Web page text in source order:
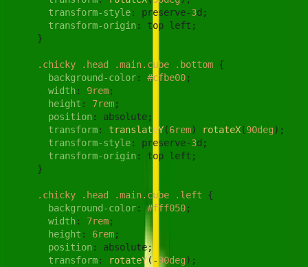
transform-style: preserve-3d;
transform-origin: top left;
    }
.chicky .head .main.cube .bottom {
background-color: #cfbe00;
width: 9rem;
height : 7rem;
position: absolute;
transform: translateY(6rem) rotateX(90deg);
transform-style: preserve-3d;
transform-origin: top left;
    }
.chicky .head .main.cube .left {
background-color: #fff050;
width: 7rem;
height : 6rem;
position: absolute;
transform: rotateY(-90deg);